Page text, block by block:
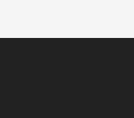
24 V do aktywnych